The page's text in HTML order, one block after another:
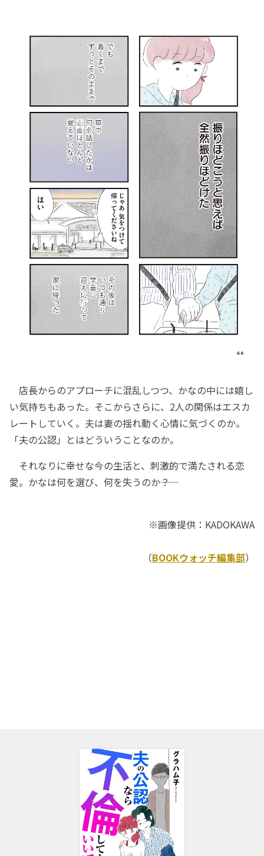
店長からのアプローチに混乱しつつ、かなの中には嬉し
い気持ちもあった。そこからさらに、2人の関係はエスカ
レートしていく。夫は妻の揺れ動く心情に気づくのか。
「夫の公認」とはどういうことなのか。
それなりに幸せな今の生活と、刺激的で満たされる恋
愛。かなは何を選び、何を失うのか――？
※画像提供：KADOKAWA
（BOOKウォッチ編集部）